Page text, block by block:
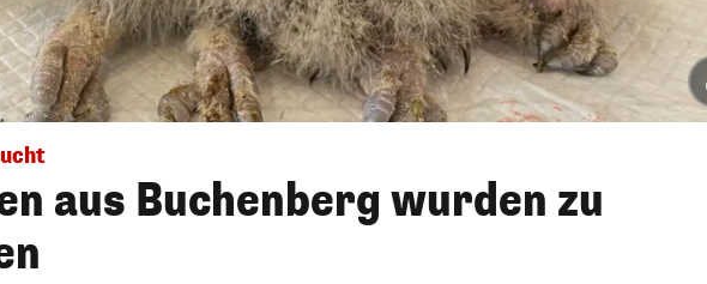
aus Buchenberg wurden zu